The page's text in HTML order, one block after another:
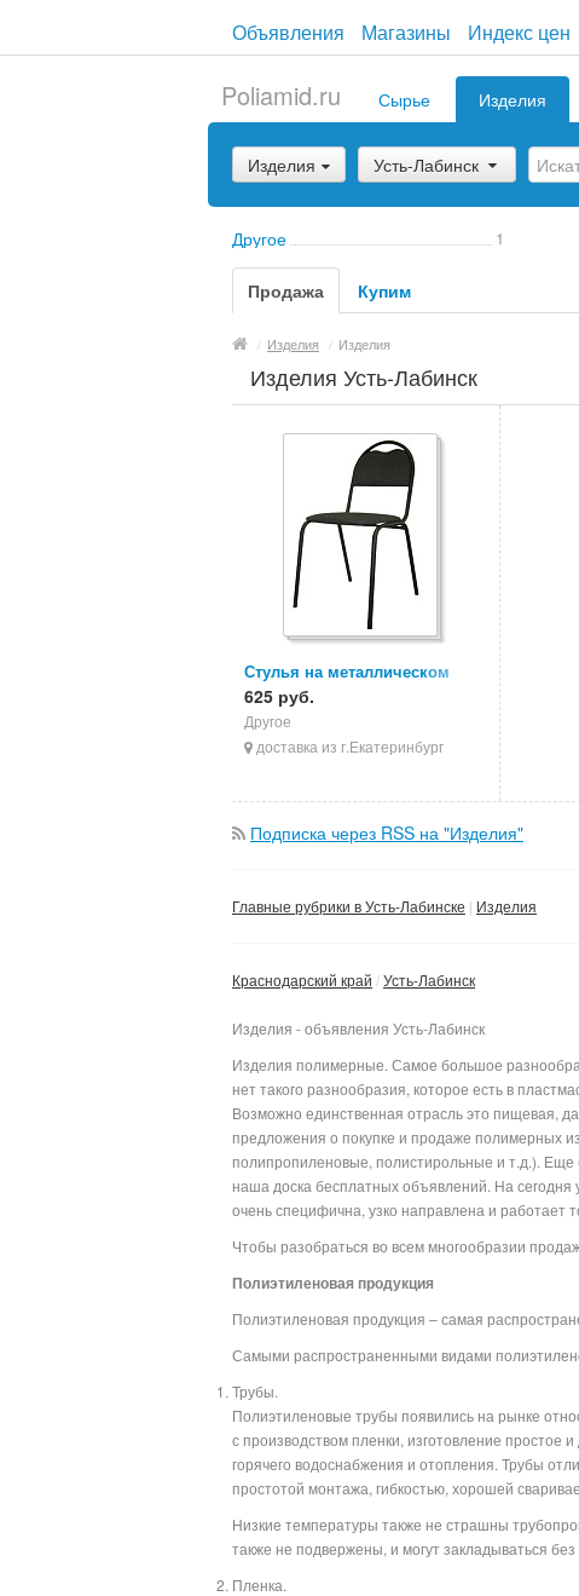
Объявления Магазины Индекс цен
Poliamid.ru Сырье Изделия
Изделия Усть-Лабинск
Другое 1
Продажа Купим
/ Изделия / Изделия
Изделия Усть-Лабинск
Стулья на металлическом
каркасе, стулья ИЗО, стулья
для персонала
625 руб.
Другое
доставка из г.Екатеринбург
Подписка через RSS на "Изделия"
Главные рубрики в Усть-Лабинске Изделия
Краснодарский край Усть-Лабинск
Изделия - объявления Усть-Лабинск
Изделия полимерные. Самое большое
нет такого разнообразия, которое есть в
Возможно единственная отрасль это пищевая,
предложения о покупке и продаже полимерных
полипропиленовые, полистирольные и т.д.).
наша доска бесплатных объявлений. На сегодня
очень специфична, узко
Чтобы разобраться во всем многообразии
Полиэтиленовая продукция
Полиэтиленовая продукция – самая
Самыми распространенными видами
Трубы.
Полиэтиленовые трубы появились на рынке
с производством пленки, изготовление простое
горячего водоснабжения и отопления. Трубы
простотой монтажа, гибкостью, хорошей
Низкие температуры также не страшны
также не подвержены, и могут закладываться
Пленка.